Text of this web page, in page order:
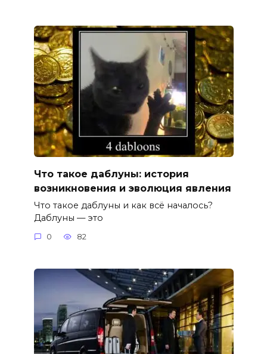
Что такое даблуны: история
возникновения и эволюция явления
Что такое даблуны и как всё началось?
Даблуны — это
0 82